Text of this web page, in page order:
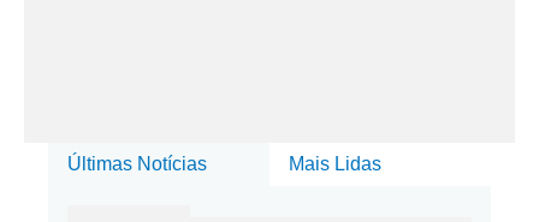
Últimas Notícias Mais Lidas